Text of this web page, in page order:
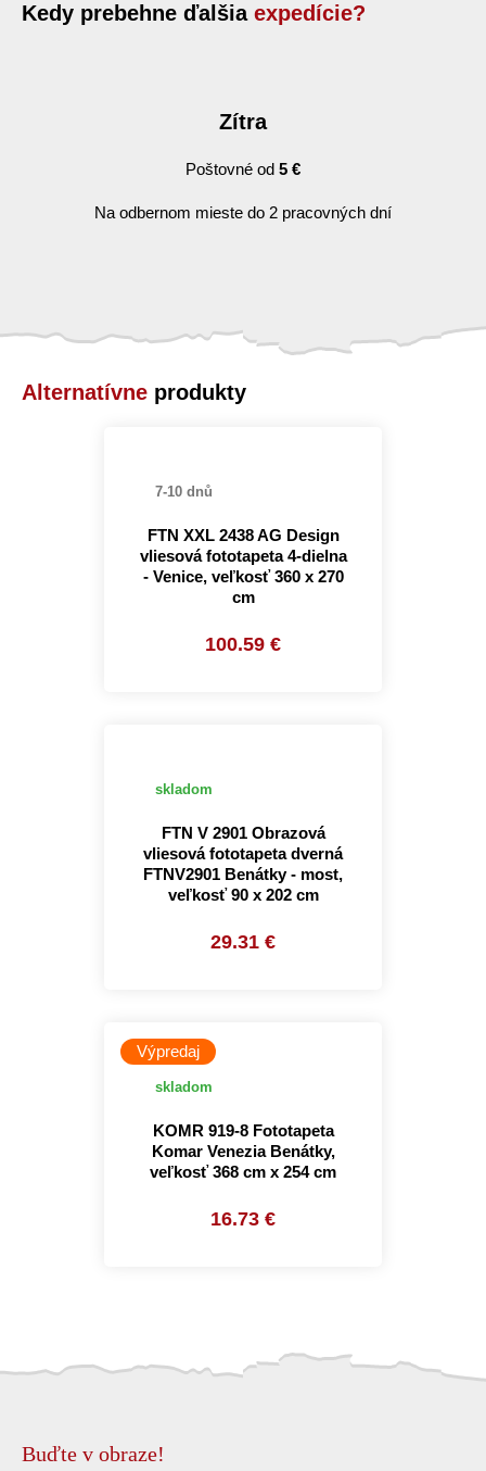
Kedy prebehne ďalšia expedície?
Zítra
Poštovné od 5 €
Na odbernom mieste do 2 pracovných dní
Alternatívne produkty
7-10 dnů
FTN XXL 2438 AG Design
vliesová fototapeta 4-dielna
- Venice, veľkosť 360 x 270
cm
100.59 €
skladom
FTN V 2901 Obrazová
vliesová fototapeta dverná
FTNV2901 Benátky - most,
veľkosť 90 x 202 cm
29.31 €
Výpredaj
skladom
KOMR 919-8 Fototapeta
Komar Venezia Benátky,
veľkosť 368 cm x 254 cm
16.73 €
Buďte v obraze!